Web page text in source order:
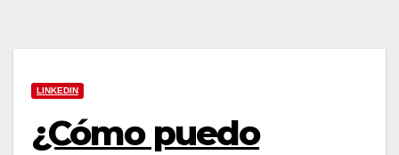
LINKEDIN
¿Cómo puedo